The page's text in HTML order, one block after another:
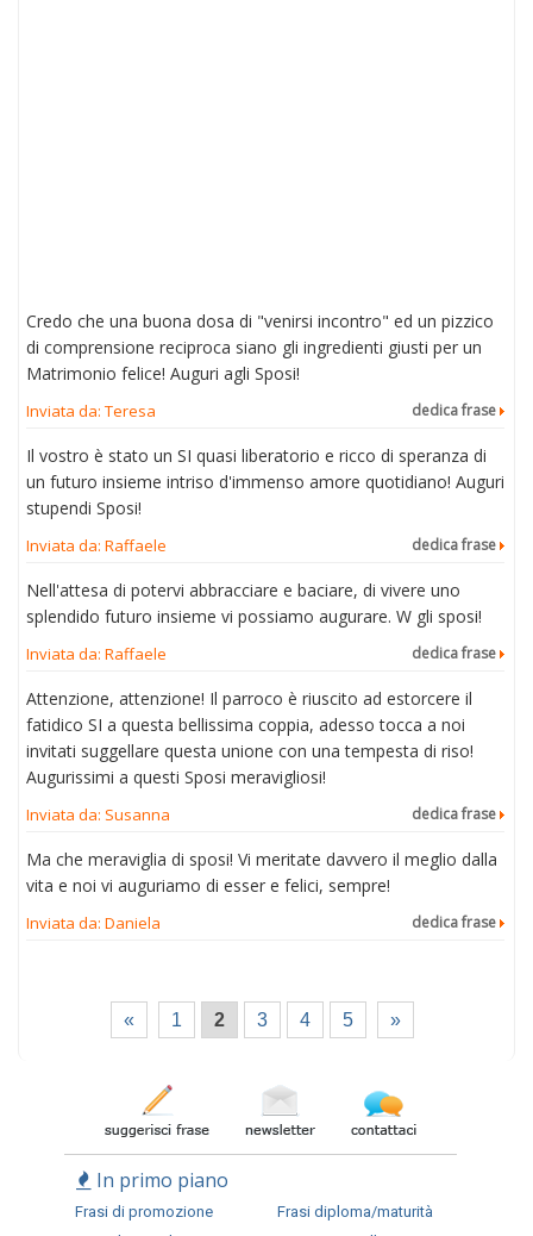
Credo che una buona dosa di "venirsi incontro" ed un pizzico
di comprensione reciproca siano gli ingredienti giusti per un
Matrimonio felice! Auguri agli Sposi!
Inviata da: Teresa dedica frase
Il vostro è stato un SI quasi liberatorio e ricco di speranza di
un futuro insieme intriso d'immenso amore quotidiano! Auguri
stupendi Sposi!
Inviata da: Raffaele dedica frase
Nell'attesa di potervi abbracciare e baciare, di vivere uno
splendido futuro insieme vi possiamo augurare. W gli sposi!
Inviata da: Raffaele dedica frase
Attenzione, attenzione! Il parroco è riuscito ad estorcere il
fatidico SI a questa bellissima coppia, adesso tocca a noi
invitati suggellare questa unione con una tempesta di riso!
Augurissimi a questi Sposi meravigliosi!
Inviata da: Susanna dedica frase
Ma che meraviglia di sposi! Vi meritate davvero il meglio dalla
vita e noi vi auguriamo di esser e felici, sempre!
Inviata da: Daniela dedica frase
« 1 2 3 4 5 »
In primo piano
Frasi di promozione
Frasi diploma/maturità